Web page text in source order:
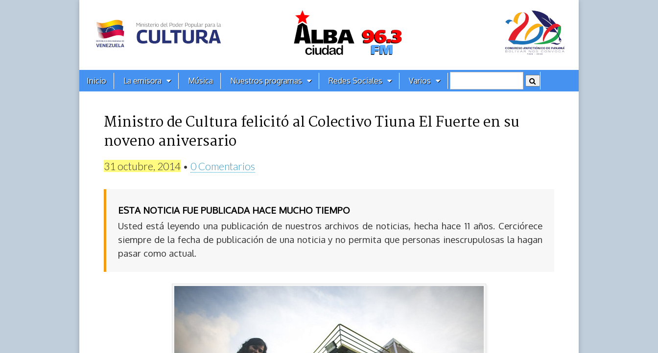
Alba
Ciudad
96.3
FM
Menú
principal
Inicio La emisora Música Nuestros programas Redes Sociales Varios
Ministro de Cultura felicitó al Colectivo Tiuna El Fuerte en su
noveno aniversario
31 octubre, 2014 • 0 Comentarios
ESTA NOTICIA FUE PUBLICADA HACE MUCHO TIEMPO
Usted está leyendo una publicación de nuestros archivos de noticias, hecha hace 11 años. Cerciórece
siempre de la fecha de publicación de una noticia y no permita que personas inescrupulosas la hagan
pasar como actual.